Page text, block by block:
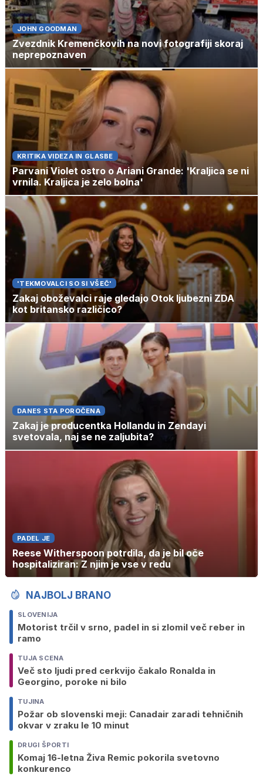
JOHN GOODMAN
Zvezdnik Kremenčkovih na novi fotografiji skoraj
neprepoznaven
KRITIKA VIDEZA IN GLASBE
Parvani Violet ostro o Ariani Grande: 'Kraljica se ni
vrnila. Kraljica je zelo bolna'
'TEKMOVALCI SO SI VŠEČ'
Zakaj oboževalci raje gledajo Otok ljubezni ZDA
kot britansko različico?
DANES STA POROČENA
Zakaj je producentka Hollandu in Zendayi
svetovala, naj se ne zaljubita?
PADEL JE
Reese Witherspoon potrdila, da je bil oče
hospitaliziran: Z njim je vse v redu
NAJBOLJ BRANO
SLOVENIJA
Motorist trčil v srno, padel in si zlomil več reber in
ramo
TUJA SCENA
Več sto ljudi pred cerkvijo čakalo Ronalda in
Georgino, poroke ni bilo
TUJINA
Požar ob slovenski meji: Canadair zaradi tehničnih
okvar v zraku le 10 minut
DRUGI ŠPORTI
Komaj 16-letna Živa Remic pokorila svetovno
konkurenco